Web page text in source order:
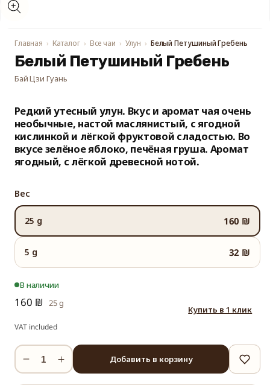
медиа-
файлы
модальном
Главная Каталог Все чаи Улун Белый Петушиный Гребень
Белый Петушиный Гребень
Бай Цзи Гуань
Редкий утесный улун. Вкус и аромат чая очень
необычные, настой маслянистый, с ягодной
кислинкой и лёгкой фруктовой сладостью. Во
вкусе зелёное яблоко, печёная груша. Аромат
ягодный, с лёгкой древесной нотой.
Вес
25 g 160 ₪
5 g 32 ₪
В наличии
160 ₪ 25 g
Купить в 1 клик
VAT included
Уменьшить
количество
Увеличить
количество
Добавить в корзину